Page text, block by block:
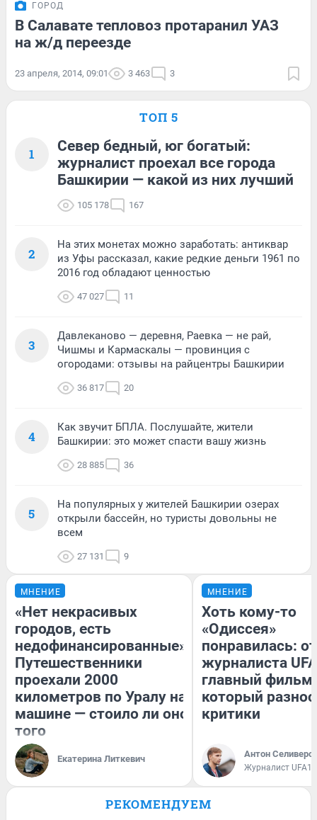
ГОРОД
В Салавате тепловоз протаранил УАЗ
на ж/д переезде
23 апреля, 2014, 09:01 3 463 3
ТОП 5
1
Север бедный, юг богатый:
журналист проехал все города
Башкирии — какой из них лучший
105 178 167
2
На этих монетах можно заработать: антиквар
из Уфы рассказал, какие редкие деньги 1961 по
2016 год обладают ценностью
47 027 11
3
Давлеканово — деревня, Раевка — не рай,
Чишмы и Кармаскалы — провинция с
огородами: отзывы на райцентры Башкирии
36 817 20
4
Как звучит БПЛА. Послушайте, жители
Башкирии: это может спасти вашу жизнь
28 885 36
5
На популярных у жителей Башкирии озерах
открыли бассейн, но туристы довольны не
всем
27 131 9
МНЕНИЕ
«Нет некрасивых
городов, есть
недофинансированные».
Путешественники
проехали 2000
километров по Уралу на
машине — стоило ли оно
того
Екатерина Литкевич
МНЕНИЕ
Хоть кому-то
«Одиссея»
понравилась:
журналиста
главный фильм
который
критики
Антон
Журналист
РЕКОМЕНДУЕМ